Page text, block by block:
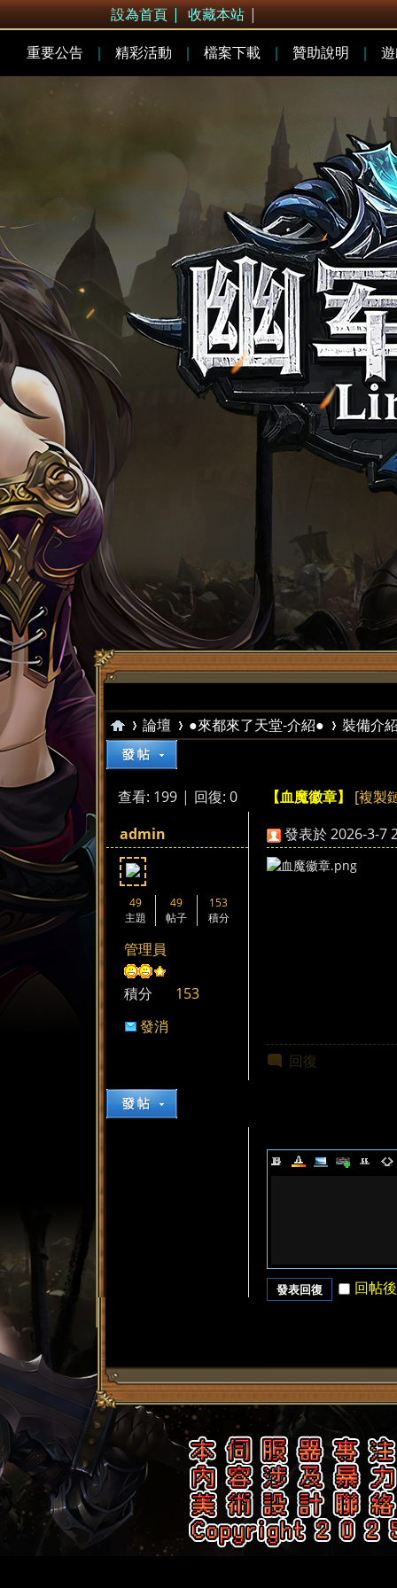
設為首頁 | 收藏本站 |
來
都
天
»
論壇
›
●來都來了天堂-介紹●
›
裝備介
查看: 199 | 回復: 0 【血魔徽章】
[複製
admin
49
主題
49
帖子
153
積分
管理員
積分
153
發消
發表於 2026-3-7
回復
發表回復 回帖